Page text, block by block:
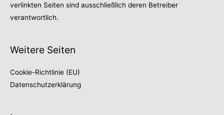
verlinkten Seiten sind ausschließlich deren Betreiber
verantwortlich.
Weitere Seiten
Cookie-Richtlinie (EU)
Datenschutzerklärung